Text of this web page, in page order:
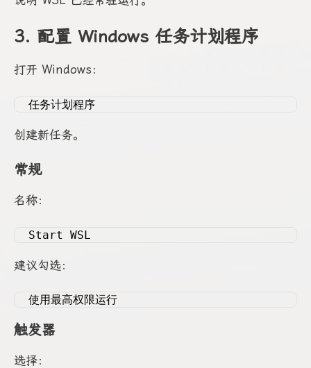
3. 配置 Windows 任务计划程序
打开 Windows：
任务计划程序
创建新任务。
常规
名称：
Start WSL
建议勾选：
使用最高权限运行
触发器
选择：